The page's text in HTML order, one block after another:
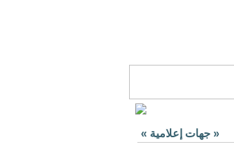
« جهات إعلامية »